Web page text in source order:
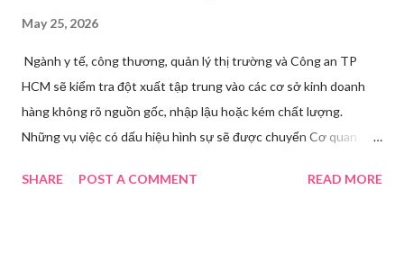
May 25, 2026
Ngành y tế, công thương, quản lý thị trường và Công an TP
HCM sẽ kiểm tra đột xuất tập trung vào các cơ sở kinh doanh
hàng không rõ nguồn gốc, nhập lậu hoặc kém chất lượng.
Những vụ việc có dấu hiệu hình sự sẽ được chuyển Cơ quan
Hoài Nam đã ký ban hành Kế hoạch số 4316/KH-SYT về việc
SHARE POST A COMMENT READ MORE